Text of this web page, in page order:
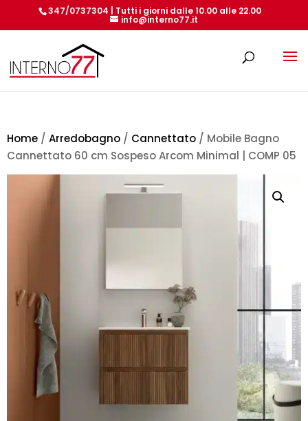
347/0737304 | Tutti i giorni dalle 10.00 alle 22.00
info@interno77.it
Home / Arredobagno / Cannettato / Mobile Bagno
Cannettato 60 cm Sospeso Arcom Minimal | COMP 05